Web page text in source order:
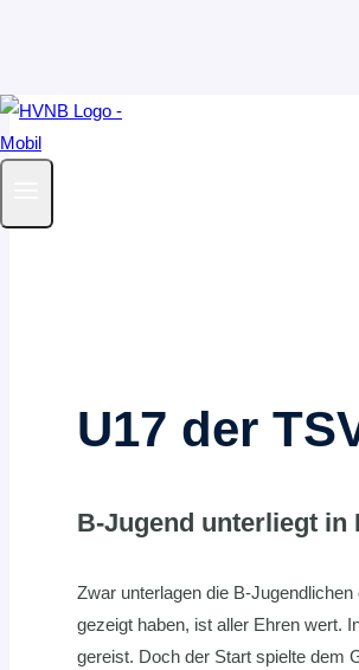
Zum
Inhalt
U17 der
B-Jugend unterliegt in
Zwar unterlagen die B-
gezeigt haben, ist aller Ehren wert.
gereist. Doch der Start spielte dem